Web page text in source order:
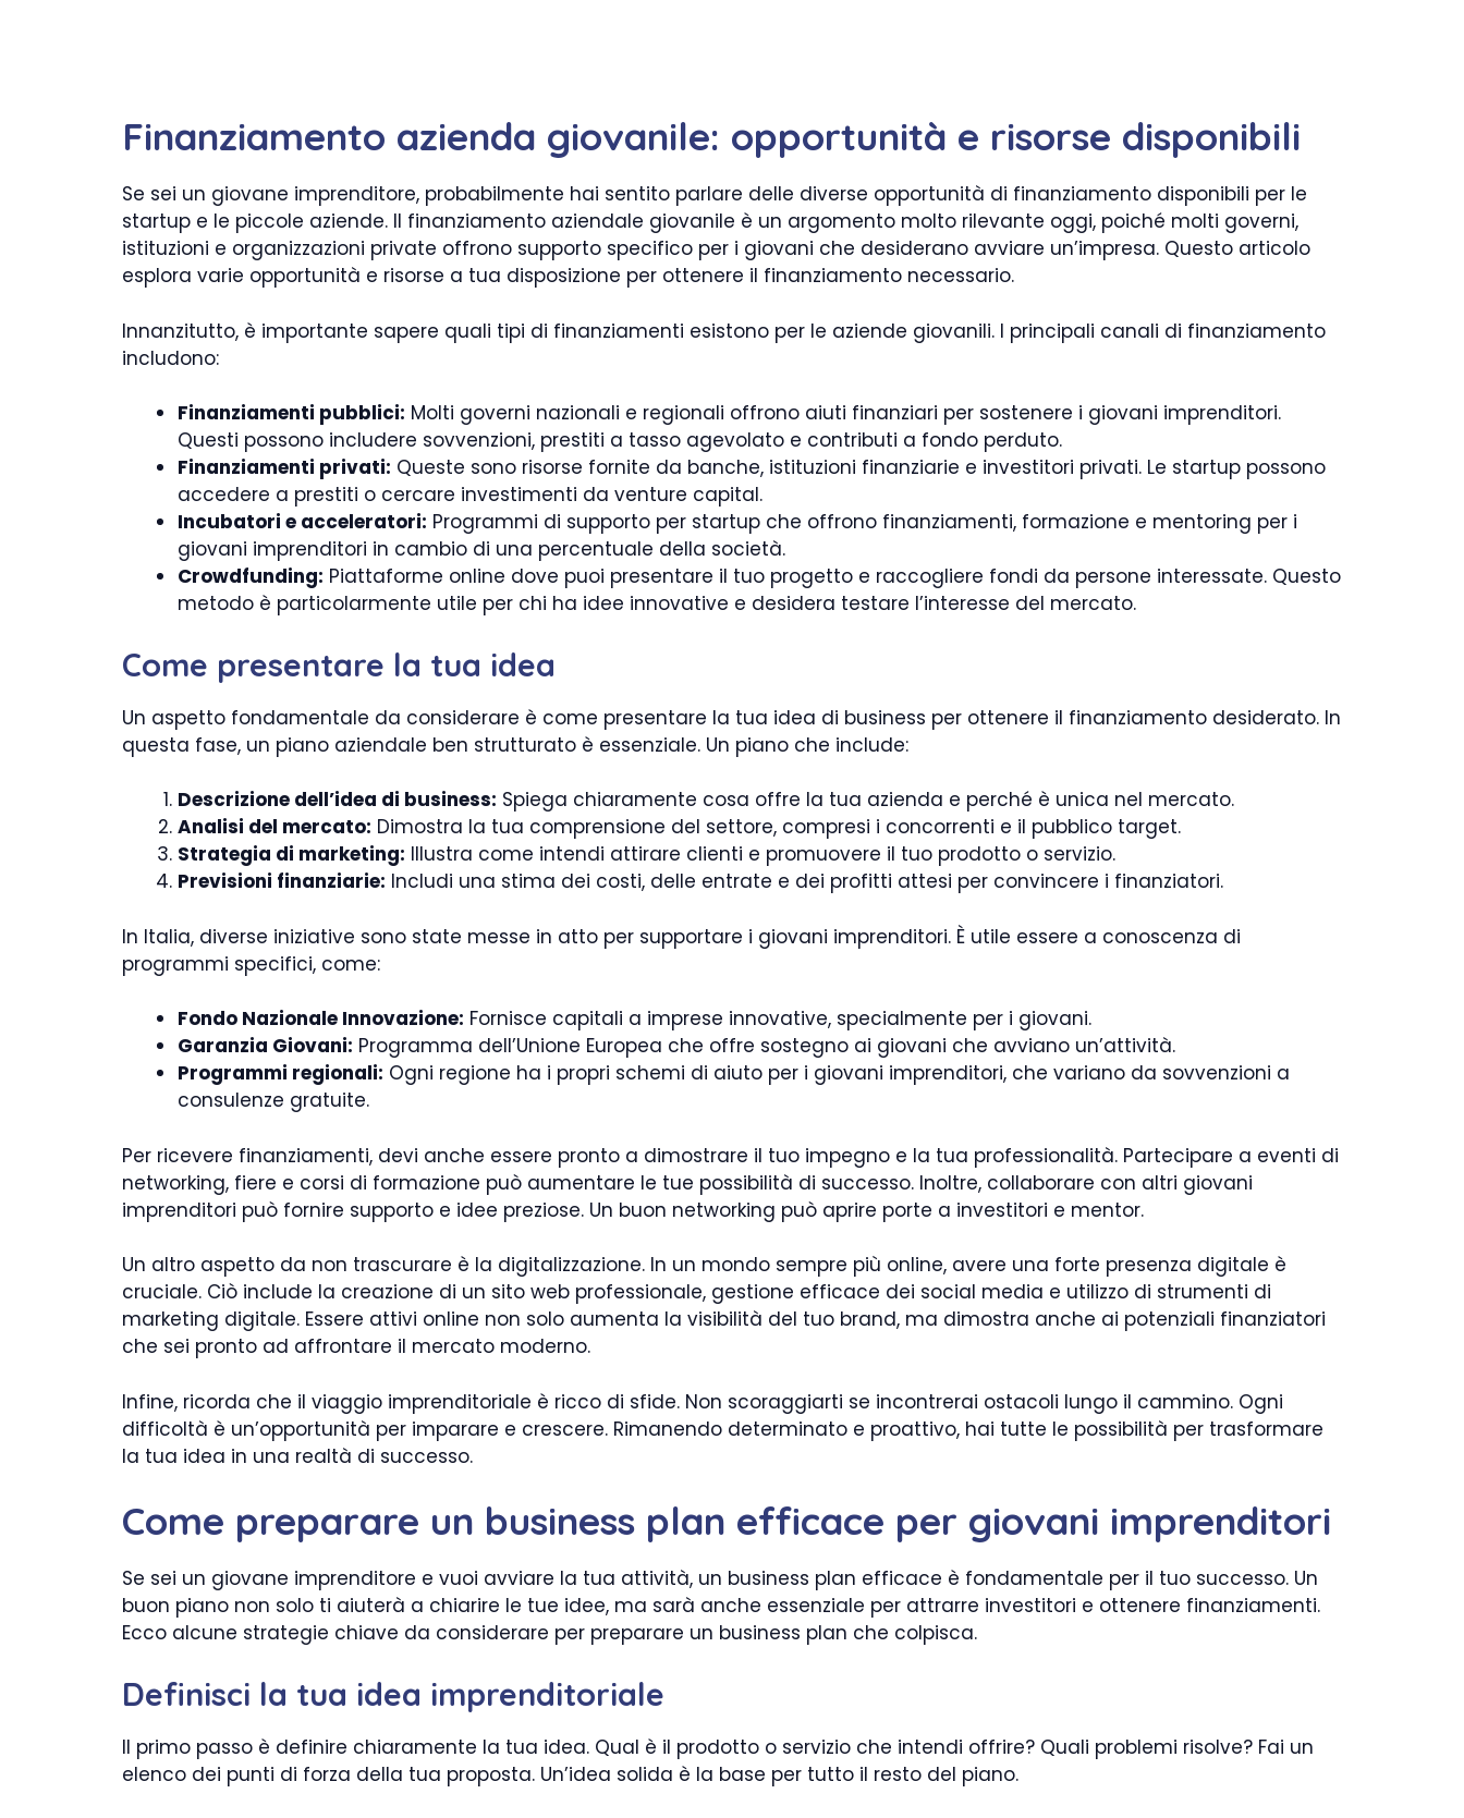
Finanziamento azienda giovanile: opportunità e risorse disponibili
Se sei un giovane imprenditore, probabilmente hai sentito parlare delle diverse opportunità di finanziamento disponibili per le
startup e le piccole aziende. Il finanziamento aziendale giovanile è un argomento molto rilevante oggi, poiché molti governi,
istituzioni e organizzazioni private offrono supporto specifico per i giovani che desiderano avviare un’impresa. Questo articolo
esplora varie opportunità e risorse a tua disposizione per ottenere il finanziamento necessario.
Innanzitutto, è importante sapere quali tipi di finanziamenti esistono per le aziende giovanili. I principali canali di finanziamento
includono:
Finanziamenti pubblici: Molti governi nazionali e regionali offrono aiuti finanziari per sostenere i giovani imprenditori.
Questi possono includere sovvenzioni, prestiti a tasso agevolato e contributi a fondo perduto.
Finanziamenti privati: Queste sono risorse fornite da banche, istituzioni finanziarie e investitori privati. Le startup possono
accedere a prestiti o cercare investimenti da venture capital.
Incubatori e acceleratori: Programmi di supporto per startup che offrono finanziamenti, formazione e mentoring per i
giovani imprenditori in cambio di una percentuale della società.
Crowdfunding: Piattaforme online dove puoi presentare il tuo progetto e raccogliere fondi da persone interessate. Questo
metodo è particolarmente utile per chi ha idee innovative e desidera testare l’interesse del mercato.
Come presentare la tua idea
Un aspetto fondamentale da considerare è come presentare la tua idea di business per ottenere il finanziamento desiderato. In
questa fase, un piano aziendale ben strutturato è essenziale. Un piano che include:
Descrizione dell’idea di business: Spiega chiaramente cosa offre la tua azienda e perché è unica nel mercato.
Analisi del mercato: Dimostra la tua comprensione del settore, compresi i concorrenti e il pubblico target.
Strategia di marketing: Illustra come intendi attirare clienti e promuovere il tuo prodotto o servizio.
Previsioni finanziarie: Includi una stima dei costi, delle entrate e dei profitti attesi per convincere i finanziatori.
In Italia, diverse iniziative sono state messe in atto per supportare i giovani imprenditori. È utile essere a conoscenza di
programmi specifici, come:
Fondo Nazionale Innovazione: Fornisce capitali a imprese innovative, specialmente per i giovani.
Garanzia Giovani: Programma dell’Unione Europea che offre sostegno ai giovani che avviano un’attività.
Programmi regionali: Ogni regione ha i propri schemi di aiuto per i giovani imprenditori, che variano da sovvenzioni a
consulenze gratuite.
Per ricevere finanziamenti, devi anche essere pronto a dimostrare il tuo impegno e la tua professionalità. Partecipare a eventi di
networking, fiere e corsi di formazione può aumentare le tue possibilità di successo. Inoltre, collaborare con altri giovani
imprenditori può fornire supporto e idee preziose. Un buon networking può aprire porte a investitori e mentor.
Un altro aspetto da non trascurare è la digitalizzazione. In un mondo sempre più online, avere una forte presenza digitale è
cruciale. Ciò include la creazione di un sito web professionale, gestione efficace dei social media e utilizzo di strumenti di
marketing digitale. Essere attivi online non solo aumenta la visibilità del tuo brand, ma dimostra anche ai potenziali finanziatori
che sei pronto ad affrontare il mercato moderno.
Infine, ricorda che il viaggio imprenditoriale è ricco di sfide. Non scoraggiarti se incontrerai ostacoli lungo il cammino. Ogni
difficoltà è un’opportunità per imparare e crescere. Rimanendo determinato e proattivo, hai tutte le possibilità per trasformare
la tua idea in una realtà di successo.
Come preparare un business plan efficace per giovani imprenditori
Se sei un giovane imprenditore e vuoi avviare la tua attività, un business plan efficace è fondamentale per il tuo successo. Un
buon piano non solo ti aiuterà a chiarire le tue idee, ma sarà anche essenziale per attrarre investitori e ottenere finanziamenti.
Ecco alcune strategie chiave da considerare per preparare un business plan che colpisca.
Definisci la tua idea imprenditoriale
Il primo passo è definire chiaramente la tua idea. Qual è il prodotto o servizio che intendi offrire? Quali problemi risolve? Fai un
elenco dei punti di forza della tua proposta. Un’idea solida è la base per tutto il resto del piano.